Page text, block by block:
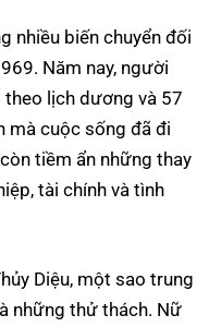
nhiều biến chuyển đối
Năm nay, người
lịch dương và 57
mà cuộc sống đã đi
tiềm ẩn những thay
tài chính và tình
Diệu, một sao trung
những thử thách. Nữ